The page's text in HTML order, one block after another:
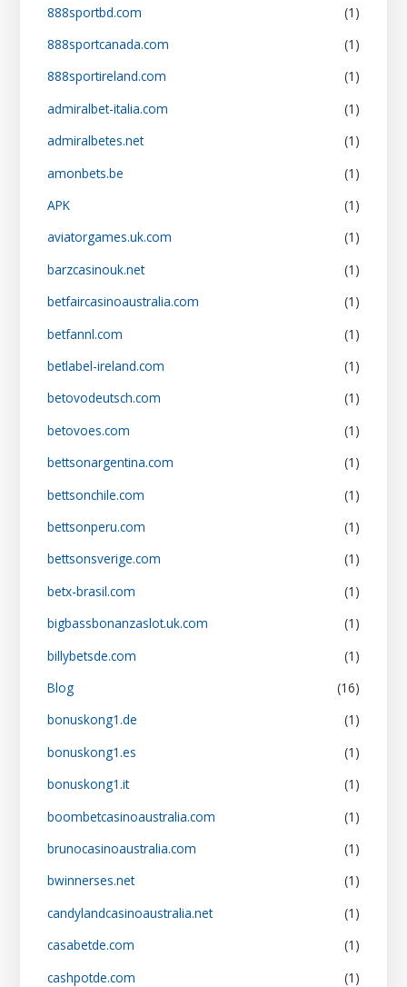
888sportbd.com
(1)
888sportcanada.com
(1)
888sportireland.com
(1)
admiralbet-italia.com
(1)
admiralbetes.net
(1)
amonbets.be
(1)
APK
(1)
aviatorgames.uk.com
(1)
barzcasinouk.net
(1)
betfaircasinoaustralia.com
(1)
betfannl.com
(1)
betlabel-ireland.com
(1)
betovodeutsch.com
(1)
betovoes.com
(1)
bettsonargentina.com
(1)
bettsonchile.com
(1)
bettsonperu.com
(1)
bettsonsverige.com
(1)
betx-brasil.com
(1)
bigbassbonanzaslot.uk.com
(1)
billybetsde.com
(1)
Blog
(16)
bonuskong1.de
(1)
bonuskong1.es
(1)
bonuskong1.it
(1)
boombetcasinoaustralia.com
(1)
brunocasinoaustralia.com
(1)
bwinnerses.net
(1)
candylandcasinoaustralia.net
(1)
casabetde.com
(1)
cashpotde.com
(1)